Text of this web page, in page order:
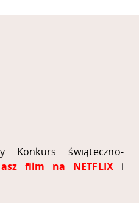
Konkurs świąteczno-
film na NETFLIX i